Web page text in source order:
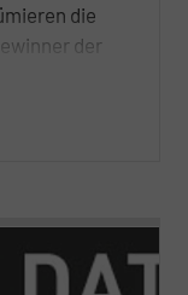
die
der
Kaufpreisen
aus.